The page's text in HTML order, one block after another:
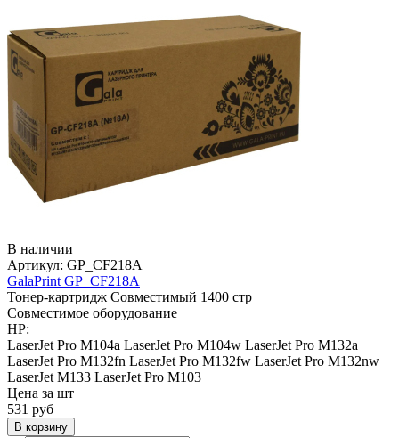
В наличии
Артикул: GP_CF218A
GalaPrint GP_CF218A
Тонер-картридж Совместимый 1400 стр
Совместимое оборудование
HP:
LaserJet Pro M104a LaserJet Pro M104w LaserJet Pro M132a
LaserJet Pro M132fn LaserJet Pro M132fw LaserJet Pro M132nw
LaserJet M133 LaserJet Pro M103
Цена за шт
531 руб
В корзину